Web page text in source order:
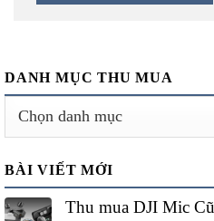
DANH MỤC THU MUA
Danh
BÀI VIẾT MỚI
Thu mua DJI Mic Cũ